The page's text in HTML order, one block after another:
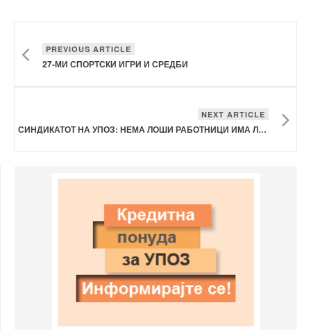
PREVIOUS ARTICLE
27-МИ СПОРТСКИ ИГРИ И СРЕДБИ
NEXT ARTICLE
СИНДИКАТОТ НА УПОЗ: НЕМА ЛОШИ РАБОТНИЦИ ИМА ЛОШИ РАКОВОДИТЕЛИ, А ДА СЕ ПРЕСТАНЕ СО ЛОШИТЕ КВАЛИФИКАЦИИ ИЗРЕЧЕНИ КОН АДМИНИСТРАТИВНИТЕ СЛУЖБЕНИЦИ